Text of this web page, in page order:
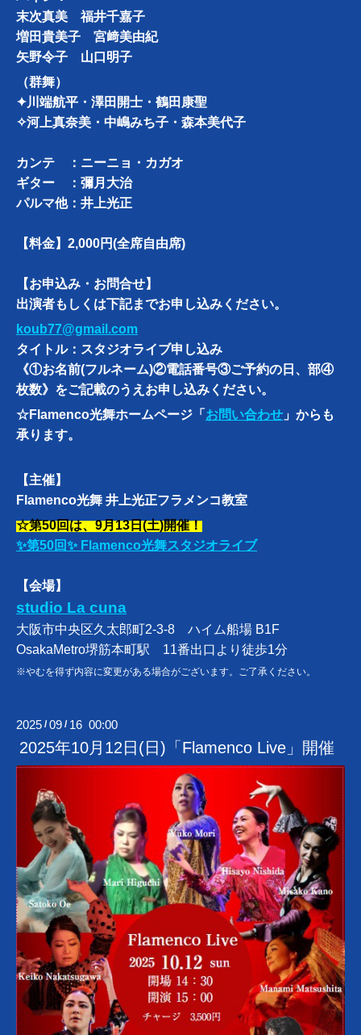
末次真美 福井千嘉子
増田貴美子 宮﨑美由紀
矢野令子 山口明子
（群舞）
✦川端航平・澤田開士・鶴田康聖
✧河上真奈美・中嶋みち子・森本美代子
カンテ ：ニーニョ・カガオ
ギター ：彌月大治
パルマ他：井上光正
【料金】2,000円(全席自由席)
【お申込み・お問合せ】
出演者もしくは下記までお申し込みください。
koub77@gmail.com
タイトル：スタジオライブ申し込み
《①お名前(フルネーム)②電話番号③ご予約の日、部④
枚数》をご記載のうえお申し込みください。
☆Flamenco光舞ホームページ「 お問い合わせ 」からも
承ります。
【主催】
Flamenco光舞 井上光正フラメンコ教室
☆第50回は、9月13日(土)開催！
✨第50回✨ Flamenco光舞スタジオライブ
【会場】
studio La cuna
大阪市中央区久太郎町2-3-8 ハイム船場 B1F
OsakaMetro堺筋本町駅 11番出口より徒歩1分
※やむを得ず内容に変更がある場合がございます。ご了承ください。
2025 /09 / 16 00:00
2025年10月12日(日)「Flamenco Live」開催